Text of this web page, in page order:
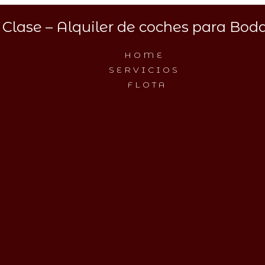
– Alquiler de coches para
HOME
SERVICIOS
FLOTA